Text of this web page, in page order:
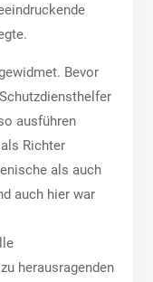
Bevor
ausführen
Richter
als auch
auch hier war
herausragenden